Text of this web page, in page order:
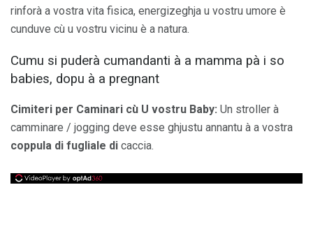
rinforà a vostra vita fisica, energizeghja u vostru umore è
cunduve cù u vostru vicinu è a natura.
Cumu si puderà cumandanti à a mamma pà i so
babies, dopu à a pregnant
Cimiteri per Caminari cù U vostru Baby: Un stroller à
camminare / jogging deve esse ghjustu annantu à a vostra
coppula di fugliale di caccia.